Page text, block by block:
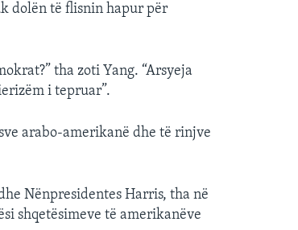
dolën të flisnin hapur për
tha zoti Yang. “Arsyeja
i tepruar”.
arabo-amerikanë dhe të rinjve
Nënpresidentes Harris, tha në
shqetësimeve të amerikanëve